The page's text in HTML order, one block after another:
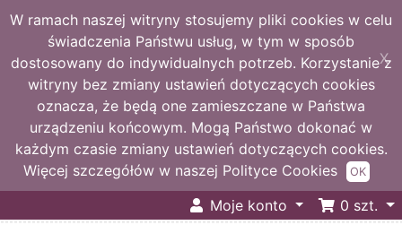
W ramach naszej witryny stosujemy pliki cookies w celu
świadczenia Państwu usług, w tym w sposób
dostosowany do indywidualnych potrzeb. Korzystanie z
witryny bez zmiany ustawień dotyczących cookies
oznacza, że będą one zamieszczane w Państwa
urządzeniu końcowym. Mogą Państwo dokonać w
każdym czasie zmiany ustawień dotyczących cookies.
Więcej szczegółów w naszej Polityce Cookies
X
OK
Moje konto 0 szt.